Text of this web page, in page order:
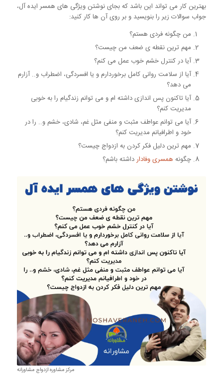
بهترین کار می تواند این باشد که بجای نوشتن ویژگی های همسر ایده آل،
جواب سوالات زیر را بنویسید و بر روی آن ها کار کنید:
من چگونه فردی هستم؟
مهم ترین نقطه ی ضعف من چیست؟
آیا در کنترل خشم خوب عمل می کنم؟
آیا از سلامت روانی کامل برخوردارم و یا افسردگی، اضطراب و.. آزارم
می دهد؟
آیا تاکنون پس اندازی داشته ام و می توانم زندگیام را به خوبی
مدیریت کنم؟
آیا می توانم عواطف مثبت و منفی مثل غم، شادی، خشم و.. را در
خود و اطرافیانم مدیریت کنم؟
مهم ترین دلیل فکر کردن به ازدواج چیست؟
چگونه همسری وفادارداشته باشم؟
مرکز مشاوره ازدواج مشاورانه